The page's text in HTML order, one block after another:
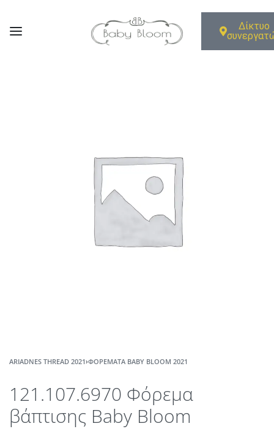
Δίκτυο
ARIADNES THREAD 2021›ΦΟΡΈΜΑΤΑ BABY BLOOM 2021
121.107.6970 Φόρεμα
βάπτισης Baby Bloom